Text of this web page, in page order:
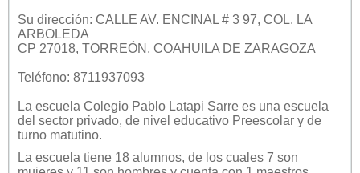
Su dirección: CALLE AV. ENCINAL # 3 97, COL. LA
ARBOLEDA
CP 27018, TORREÓN, COAHUILA DE ZARAGOZA
Teléfono: 8711937093
La escuela Colegio Pablo Latapi Sarre es una escuela
del sector privado, de nivel educativo Preescolar y de
turno matutino.
La escuela tiene 18 alumnos, de los cuales 7 son